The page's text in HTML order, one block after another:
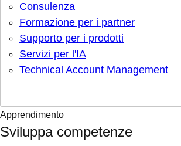
Consulenza
Formazione per i partner
Supporto per i prodotti
Servizi per l'IA
Technical Account Management
Apprendimento
Sviluppa competenze